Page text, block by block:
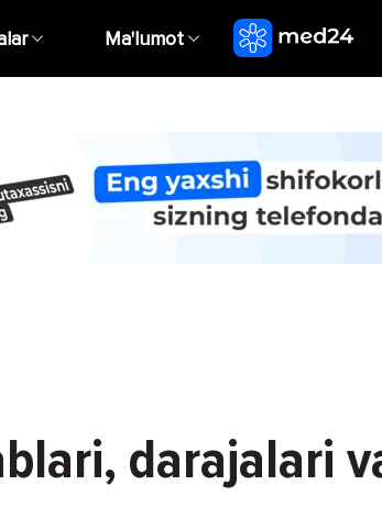
Ma'lumot
darajalari